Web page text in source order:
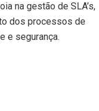
na gestão de SLA’s,
dos processos de
e segurança.